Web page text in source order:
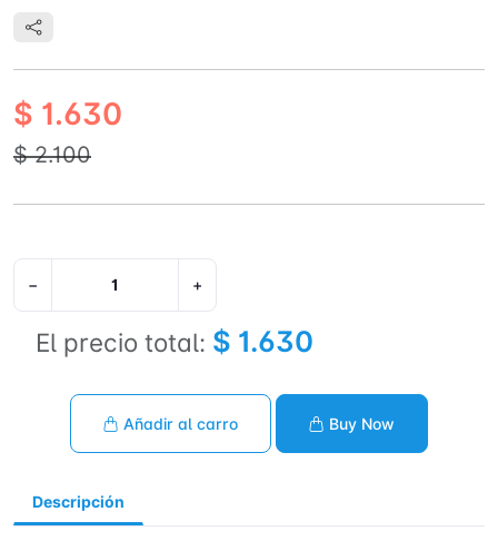
$ 1.630
$ 2.100
− +
El precio total: $ 1.630
Añadir al carro Buy Now
Descripción